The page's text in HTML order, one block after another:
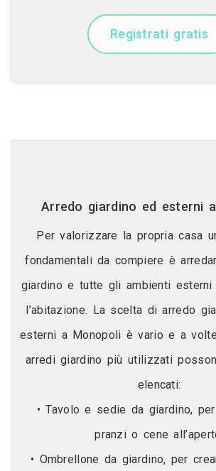
Registrati gratis
Arredo giardino ed esterni
Per valorizzare la propria casa
fondamentali da compiere è
giardino e tutte gli ambienti esterni
l’abitazione. La scelta di arredo
esterni a Monopoli è vario e a
arredi giardino più utilizzati
elencati:
• Tavolo e sedie da giardino,
pranzi o cene
• Ombrellone da giardino, per